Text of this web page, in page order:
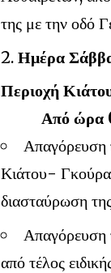
της με την οδό
Ημέρα
Περιοχή
Από ώρα
Απαγόρευση
Κιάτου-
διασταύρωση
Απαγόρευση
από τέλος